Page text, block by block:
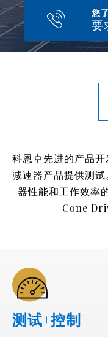
您
要
科恩卓先进的产品
减速器产品提供测
器性能和工作效率
Cone
测试+控制